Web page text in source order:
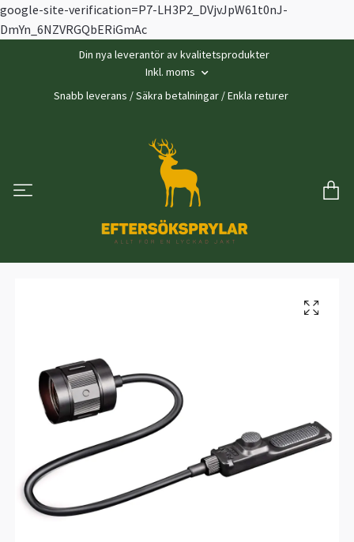
google-site-verification=P7-LH3P2_DVjvJpW61t0nJ-
DmYn_6NZVRGQbERiGmAc
Din nya leverantör av kvalitetsprodukter
Inkl. moms
Snabb leverans / Säkra betalningar / Enkla returer